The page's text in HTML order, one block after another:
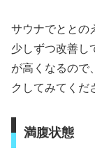
サウナでととの
少しずつ改善し
が高くなるので
クしてみてくだ
満腹状態